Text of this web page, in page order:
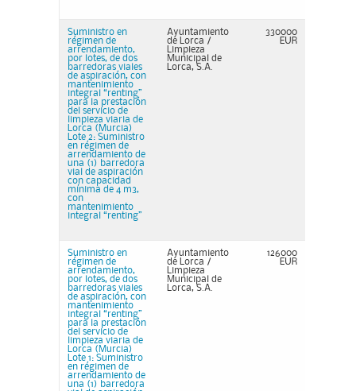
Suministro en
régimen de
arrendamiento,
por lotes, de dos
barredoras viales
de aspiración, con
mantenimiento
integral “renting”
para la prestación
del servicio de
limpieza viaria de
Lorca (Murcia)
Lote 2: Suministro
en régimen de
arrendamiento de
una (1) barredora
vial de aspiración
con capacidad
mínima de 4 m3,
con
mantenimiento
integral “renting”
Ayuntamiento
de Lorca /
Limpieza
Municipal de
Lorca, S.A.
330000
EUR
Suministro en
régimen de
arrendamiento,
por lotes, de dos
barredoras viales
de aspiración, con
mantenimiento
integral “renting”
para la prestación
del servicio de
limpieza viaria de
Lorca (Murcia)
Lote 1: Suministro
en régimen de
arrendamiento de
una (1) barredora
Ayuntamiento
de Lorca /
Limpieza
Municipal de
Lorca, S.A.
126000
EUR